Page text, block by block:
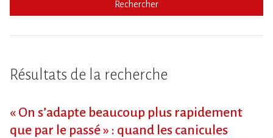
Rechercher
Résultats de la recherche
« On s​‌’adapte beaucoup plus rapidement
que par le passé » : quand les canicules